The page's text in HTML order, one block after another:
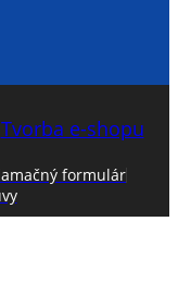
Tvorba e-shopu
formulár